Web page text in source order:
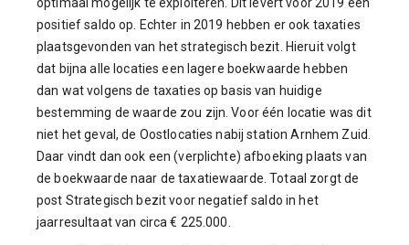
positief saldo op. Echter in 2019 hebben er ook taxaties
plaatsgevonden van het strategisch bezit. Hieruit volgt
dat bijna alle locaties een lagere boekwaarde hebben
dan wat volgens de taxaties op basis van huidige
bestemming de waarde zou zijn. Voor één locatie was dit
niet het geval, de Oostlocaties nabij station Arnhem Zuid.
Daar vindt dan ook een (verplichte) afboeking plaats van
de boekwaarde naar de taxatiewaarde. Totaal zorgt de
post Strategisch bezit voor negatief saldo in het
jaarresultaat van circa € 225.000.